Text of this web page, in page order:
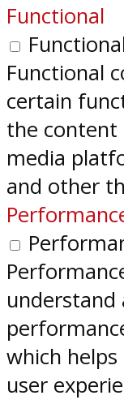
Functional
Functional
certain
the content
media
and other
understand
which
user